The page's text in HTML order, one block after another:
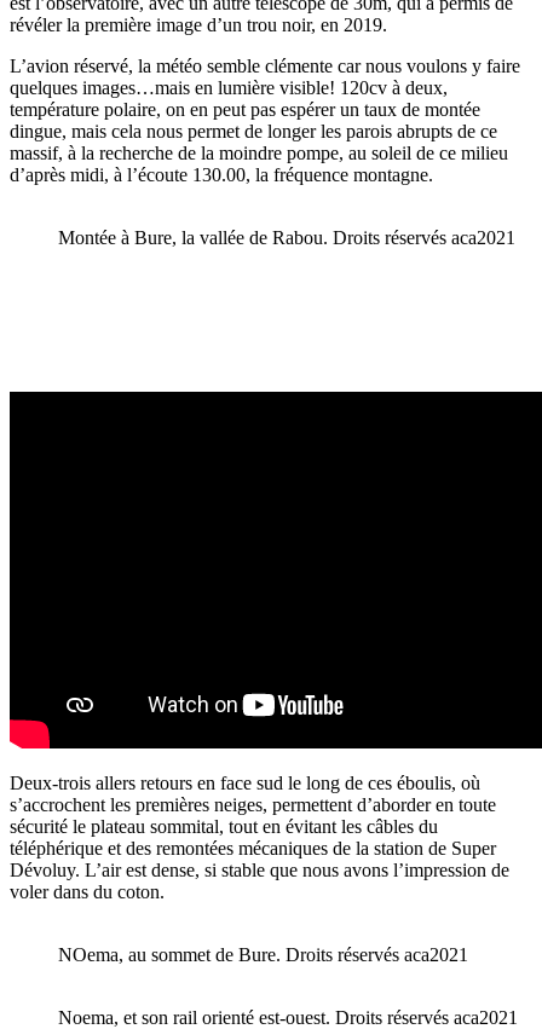
révéler la première image d’un trou noir, en 2019.
L’avion réservé, la météo semble clémente car nous voulons y faire
quelques images…mais en lumière visible! 120cv à deux,
température polaire, on en peut pas espérer un taux de montée
dingue, mais cela nous permet de longer les parois abrupts de ce
massif, à la recherche de la moindre pompe, au soleil de ce milieu
d’après midi, à l’écoute 130.00, la fréquence montagne.
Montée à Bure, la vallée de Rabou. Droits réservés aca2021
Deux-trois allers retours en face sud le long de ces éboulis, où
s’accrochent les premières neiges, permettent d’aborder en toute
sécurité le plateau sommital, tout en évitant les câbles du
téléphérique et des remontées mécaniques de la station de Super
Dévoluy. L’air est dense, si stable que nous avons l’impression de
voler dans du coton.
NOema, au sommet de Bure. Droits réservés aca2021
Noema, et son rail orienté est-ouest. Droits réservés aca2021